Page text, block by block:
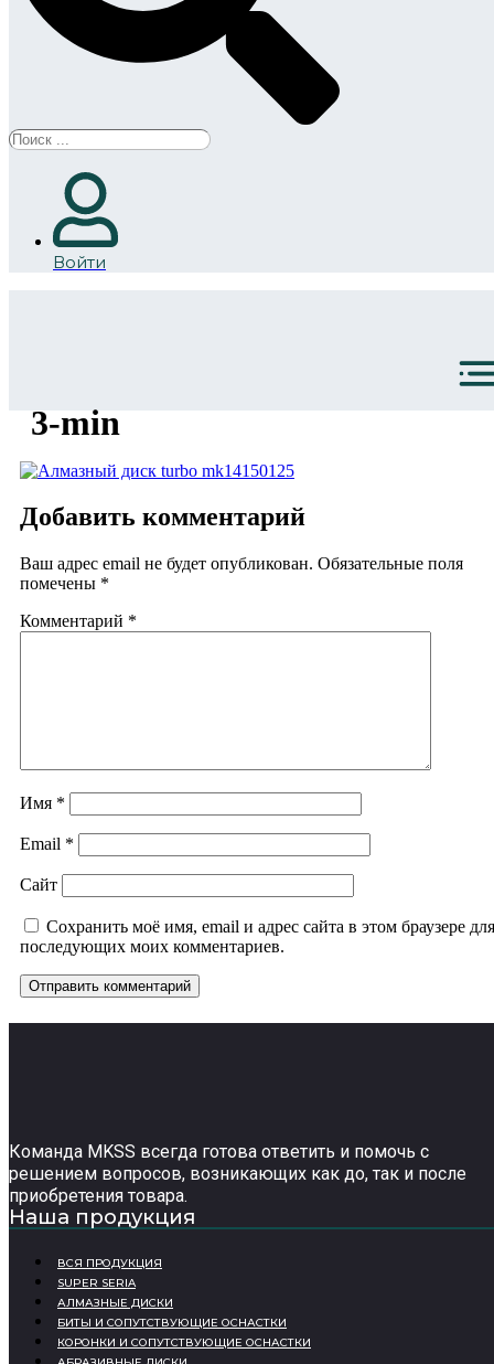
Search
Войти
3-min
Добавить комментарий
Ваш адрес email не будет опубликован. Обязательные поля
помечены *
Комментарий *
Имя *
Email *
Сайт
Сохранить моё имя, email и адрес сайта в этом браузере для
последующих моих комментариев.
Команда MKSS всегда готова ответить и помочь с
решением вопросов, возникающих как до, так и после
приобретения товара.
Наша продукция
ВСЯ ПРОДУКЦИЯ
SUPER SERIA
АЛМАЗНЫЕ ДИСКИ
БИТЫ И СОПУТСТВУЮЩИЕ ОСНАСТКИ
КОРОНКИ И СОПУТСТВУЮЩИЕ ОСНАСТКИ